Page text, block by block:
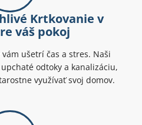
Krtkovanie v
váš pokoj
ušetrí čas a stres. Naši
odtoky a kanalizáciu,
využívať svoj domov.